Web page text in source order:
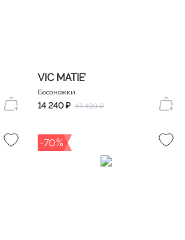
VIC MATIE’
Босоножки
14 240 ₽ 47 490 ₽
-70%